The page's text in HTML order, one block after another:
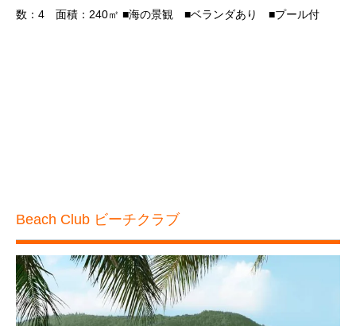
数：4 面積：240㎡ ■海の景観 ■ベランダあり ■プール付
Beach Club ビーチクラブ